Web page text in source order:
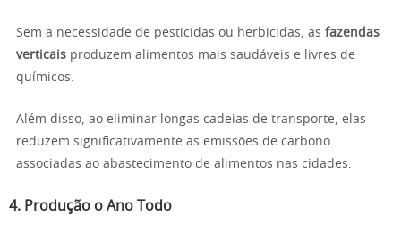
Sem a necessidade de pesticidas ou herbicidas, as fazendas
verticais produzem alimentos mais saudáveis e livres de
químicos.
Além disso, ao eliminar longas cadeias de transporte, elas
reduzem significativamente as emissões de carbono
associadas ao abastecimento de alimentos nas cidades.
4. Produção o Ano Todo